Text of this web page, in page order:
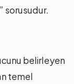
sorusudur.
belirleyen
temel